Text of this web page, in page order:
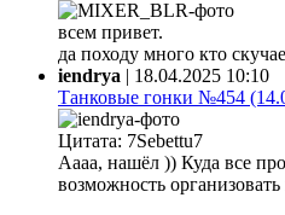
всем привет.
да походу много кто
iendrya | 18.04.2025 10:10
Танковые гонки №454
Цитата: 7Sebettu7
Аааа, нашёл )) Куда все
возможность